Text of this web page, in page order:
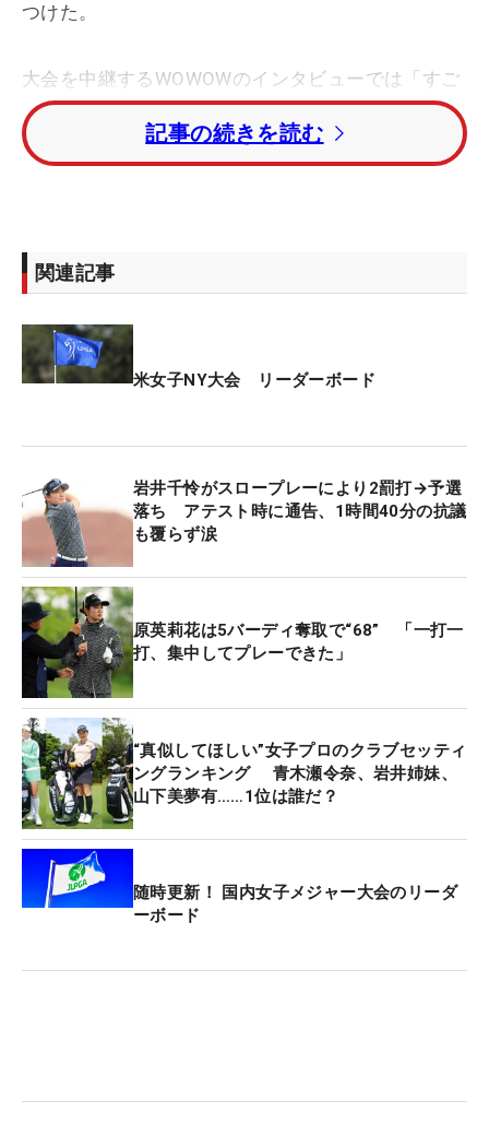
つけた。
大会を中継するWOWOWのインタビューでは「すご
く雨が降っていてタフなコンディションだったけれ
ど、6個のバーディが獲れて、アンダーで回れてよ
かった。タフな一日になると思ってスタートしたの
10番をバーディ発進とすると、12番をボギーとした
アンショットを1メートルにつけて連続バーディと
した。「短いバーディパットが多かった。セカンド
先週はアテスト時にスロープレーによる罰打を通告
され、2罰打を科されて予選落ちを喫していた。涙
を流してから1週間。気持ちを切り替え、ニューヨ
ークではしっかりと力を発揮するプレーを続けてい
る。
「あしたも自分のペースで楽しみたい」とムービン
グデーを見据える。首位との差を縮め、優勝争いに
名乗りをあげたい。
記事の続きを読む
関連記事
米女子NY大会 リーダーボード
岩井千怜がスロープレーにより2罰打→予選
落ち アテスト時に通告、1時間40分の抗議
も覆らず涙
原英莉花は5バーディ奪取で“68” 「一打一
打、集中してプレーできた」
“真似してほしい”女子プロのクラブセッティ
ングランキング 青木瀬令奈、岩井姉妹、
山下美夢有……1位は誰だ？
随時更新！ 国内女子メジャー大会のリーダ
ーボード